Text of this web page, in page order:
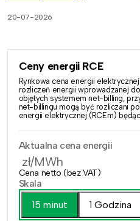
20-07-2026
Ceny energii RCE
Rynkowa cena energii
rozliczeń energii wprowadzanej
objętych systemem net-billing,
net-billingu mogą być rozliczani
energii elektrycznej (RCEm)
Aktualna cena energii
zł/MWh
Cena netto (bez VAT)
Skala
15 minut
1 Godzina